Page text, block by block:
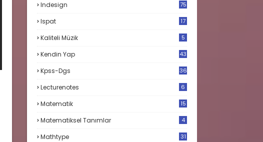
Indesign 75
Ispat
17
Kaliteli Müzik 5
Kendin Yap 43
Kpss-Dgs 36
Lecturenotes 6
Matematik
15
Matematiksel Tanımlar 4
Mathtype 31